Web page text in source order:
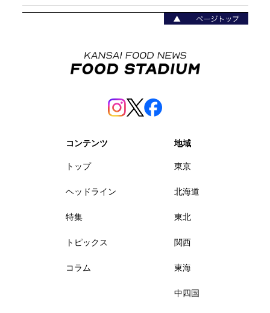
コンテンツ
トップ
ヘッドライン
特集
トピックス
コラム
地域
東京
北海道
東北
関西
東海
中四国